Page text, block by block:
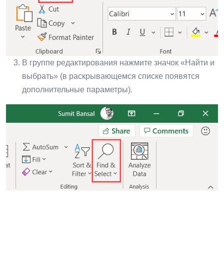
В группе редактирования нажмите значок «Найти и
выбрать» (в раскрывающемся списке появятся
дополнительные параметры).